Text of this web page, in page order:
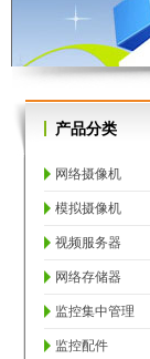
数字硬盘录像系统软件
产品分类
网络摄像机
模拟摄像机
视频服务器
网络存储器
监控集中管理
监控配件